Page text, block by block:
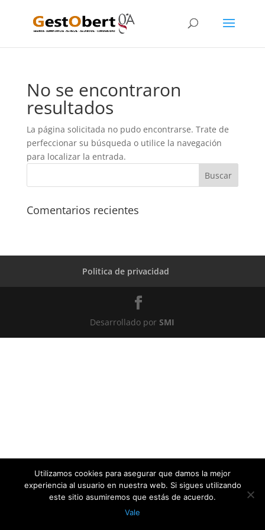
No se encontraron
resultados
La página solicitada no pudo encontrarse. Trate de
perfeccionar su búsqueda o utilice la navegación
para localizar la entrada.
Comentarios recientes
Politica de privacidad
Desarrollado porSMI
Utilizamos cookies para asegurar que damos la mejor
experiencia al usuario en nuestra web. Si sigues utilizando
este sitio asumiremos que estás de acuerdo.
Vale